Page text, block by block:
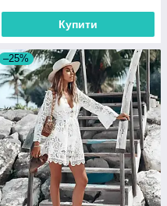
Купити
–25%